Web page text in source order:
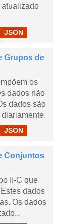
atualizado
JSON
Grupos de
os
dados não
dados são
JSON
Conjuntos
II-C que
dados
Os dados